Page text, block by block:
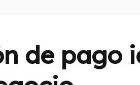
de pago